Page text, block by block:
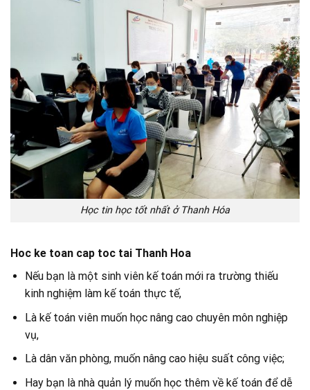
Học tin học tốt nhất ở Thanh Hóa
Hoc ke toan cap toc tai Thanh Hoa
Nếu bạn là một sinh viên kế toán mới ra trường thiếu
kinh nghiệm làm kế toán thực tế,
Là kế toán viên muốn học nâng cao chuyên môn nghiệp
vụ,
Là dân văn phòng, muốn nâng cao hiệu suất công việc;
Hay bạn là nhà quản lý muốn học thêm về kế toán để dễ